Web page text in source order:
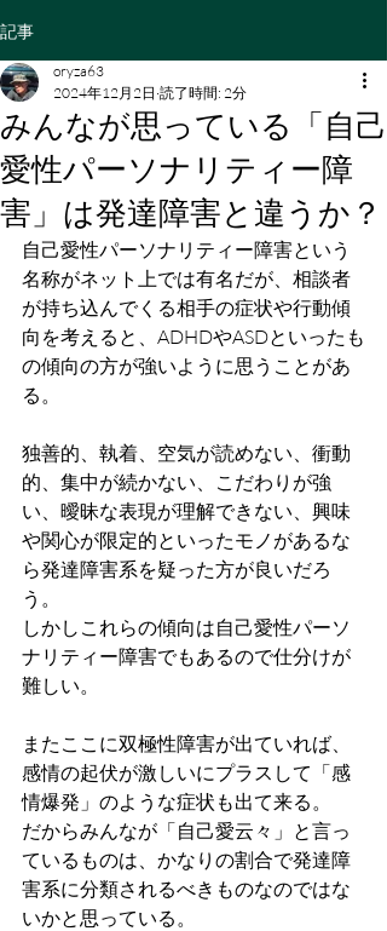
記事
みんなが思っている「自己
愛性パーソナリティー障
害」は発達障害と違うか？
oryza63
2024年12月2日 読了時間: 2分
自己愛性パーソナリティー障害という
名称がネット上では有名だが、相談者
が持ち込んでくる相手の症状や行動傾
向を考えると、ADHDやASDといったも
の傾向の方が強いように思うことがあ
る。
独善的、執着、空気が読めない、衝動
的、集中が続かない、こだわりが強
い、曖昧な表現が理解できない、興味
や関心が限定的といったモノがあるな
ら発達障害系を疑った方が良いだろ
う。
しかしこれらの傾向は自己愛性パーソ
ナリティー障害でもあるので仕分けが
難しい。
またここに双極性障害が出ていれば、
感情の起伏が激しいにプラスして「感
情爆発」のような症状も出て来る。
だからみんなが「自己愛云々」と言っ
ているものは、かなりの割合で発達障
害系に分類されるべきものなのではな
いかと思っている。